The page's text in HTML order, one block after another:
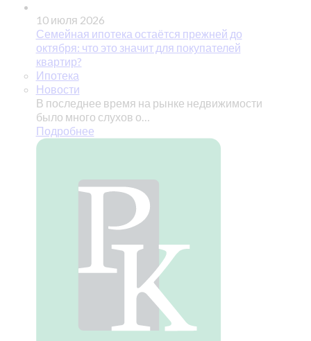
10 июля 2026
Семейная ипотека остаётся прежней до
октября: что это значит для покупателей
квартир?
Ипотека
Новости
В последнее время на рынке недвижимости
было много слухов о…
Подробнее